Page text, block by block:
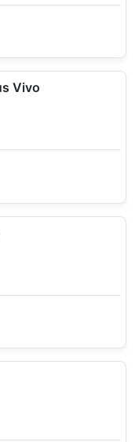
Vivo